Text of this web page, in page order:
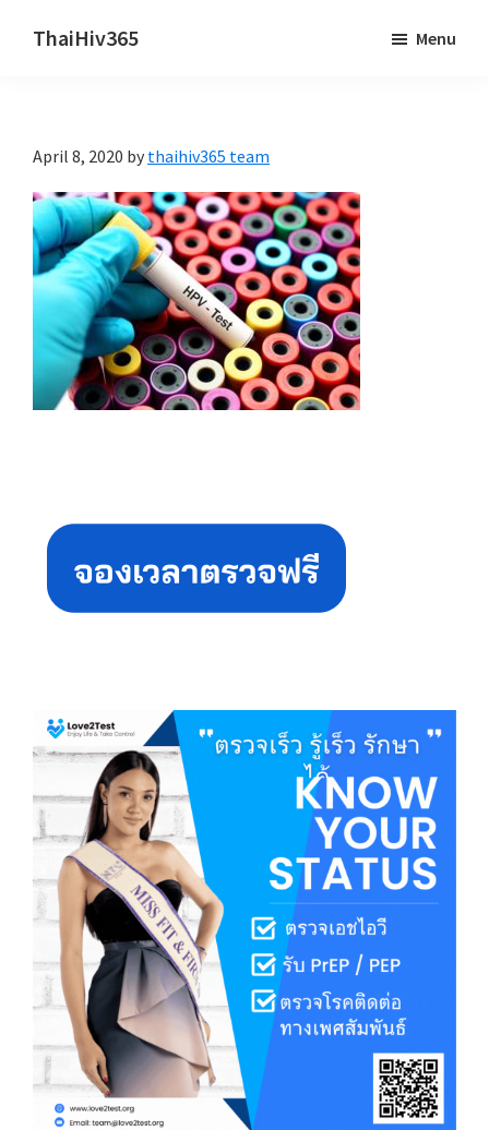
ThaiHiv365
behind.
Menu
April 8, 2020 by thaihiv365 team
Sidebar